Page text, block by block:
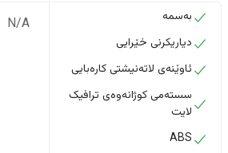
بەسمە
دیاریکرنی خێرایی
ئاوێنەی لاتەنیشتی کارەبایی
سستەمی کوژانەوەی ترافیک
لایت
ABS
N/A